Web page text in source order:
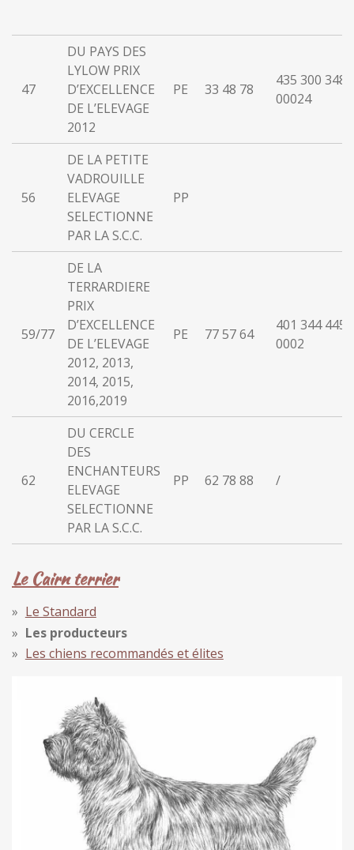
47
DU PAYS DES
LYLOW PRIX
D’EXCELLENCE
DE L’ELEVAGE
2012
PE 33 48 78
435 300 348
00024
56
DE LA PETITE
VADROUILLE
ELEVAGE
SELECTIONNE
PAR LA S.C.C.
PP
59/77
DE LA
TERRARDIERE
PRIX
D’EXCELLENCE
DE L’ELEVAGE
2012, 2013,
2014, 2015,
2016,2019
PE 77 57 64
401 344 445
0002
62
DU CERCLE
DES
ENCHANTEURS
ELEVAGE
SELECTIONNE
PAR LA S.C.C.
PP 62 78 88 /
Le Cairn terrier
Le Standard
Les producteurs
Les chiens recommandés et élites